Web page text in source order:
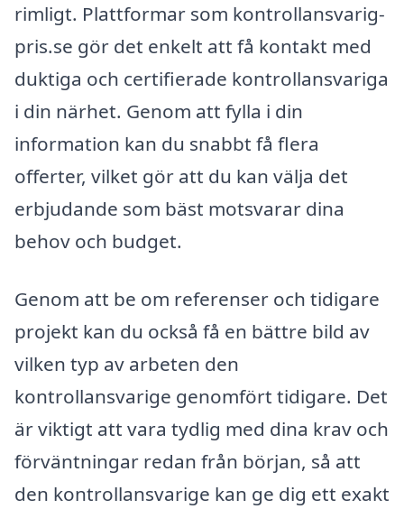
rimligt. Plattformar som kontrollansvarig-
pris.se gör det enkelt att få kontakt med
duktiga och certifierade kontrollansvariga
i din närhet. Genom att fylla i din
information kan du snabbt få flera
offerter, vilket gör att du kan välja det
erbjudande som bäst motsvarar dina
behov och budget.
Genom att be om referenser och tidigare
projekt kan du också få en bättre bild av
vilken typ av arbeten den
kontrollansvarige genomfört tidigare. Det
är viktigt att vara tydlig med dina krav och
förväntningar redan från början, så att
den kontrollansvarige kan ge dig ett exakt